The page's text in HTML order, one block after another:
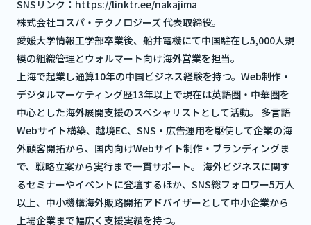
SNSリンク： https://linktr.ee/nakajima
株式会社コスパ・テクノロジーズ 代表取締役。
愛媛大学情報工学部卒業後、船井電機にて中国駐在し5,000人規
模の組織管理とウォルマート向け海外営業を担当。
上海で起業し通算10年の中国ビジネス経験を持つ。Web制作・
デジタルマーケティング歴13年以上で現在は英語圏・中華圏を
中心とした海外展開支援のスペシャリストとして活動。 多言語
Webサイト構築、越境EC、SNS・広告運用を駆使して企業の海
外顧客開拓から、国内向けWebサイト制作・ブランディングま
で、戦略立案から実行まで一貫サポート。 海外ビジネスに関す
るセミナーやイベントに登壇するほか、SNS総フォロワー5万人
以上、中小機構海外販路開拓アドバイザーとして中小企業から
上場企業まで幅広く支援実績を持つ。